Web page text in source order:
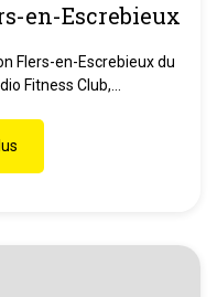
en-Escrebieux
Flers-en-Escrebieux du
Fitness Club,...